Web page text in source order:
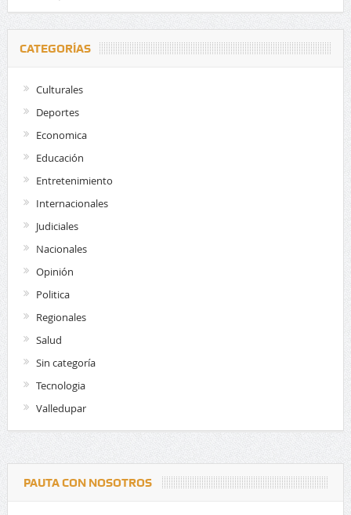
CATEGORÍAS
Culturales
Deportes
Economica
Educación
Entretenimiento
Internacionales
Judiciales
Nacionales
Opinión
Politica
Regionales
Salud
Sin categoría
Tecnologia
Valledupar
PAUTA CON NOSOTROS